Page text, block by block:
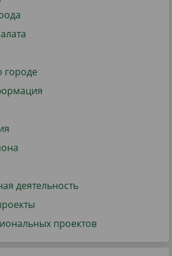
городе
деятельность
проектов